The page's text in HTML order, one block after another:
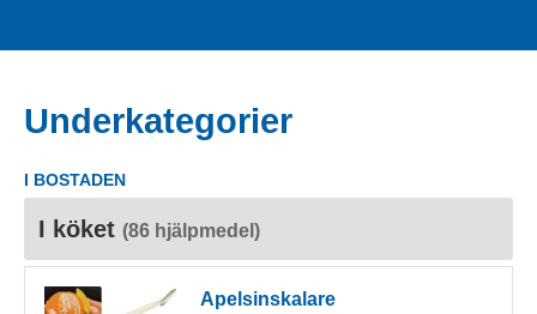
Underkategorier
I BOSTADEN
I köket (86 hjälpmedel)
Apelsinskalare